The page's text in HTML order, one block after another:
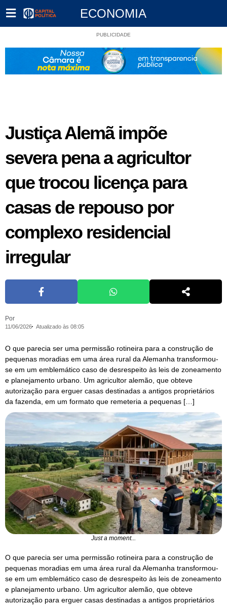
ECONOMIA
PUBLICIDADE
Justiça Alemã impõe
severa pena a agricultor
que trocou licença para
casas de repouso por
complexo residencial
irregular
Por
11/06/2026 Atualizado às 08:05
O que parecia ser uma permissão rotineira para a construção de
pequenas moradias em uma área rural da Alemanha transformou-
se em um emblemático caso de desrespeito às leis de zoneamento
e planejamento urbano. Um agricultor alemão, que obteve
autorização para erguer casas destinadas a antigos proprietários
da fazenda, em um formato que remeteria a pequenas […]
Just a moment...
O que parecia ser uma permissão rotineira para a construção de
pequenas moradias em uma área rural da Alemanha transformou-
se em um emblemático caso de desrespeito às leis de zoneamento
e planejamento urbano. Um agricultor alemão, que obteve
autorização para erguer casas destinadas a antigos proprietários